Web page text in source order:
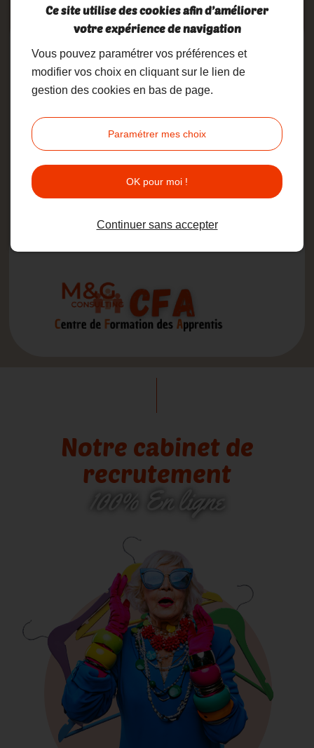
Notre mission : vous former en
adéquation avec les besoins du
marché
Cette année, M&G Consulting consacre
l'OPTIQUE qui manque de techniciens et
au domaine du MANAGEMENT et de la
VENTE en Unités Marchandes.
Notre volonté est de déployer une
formation utile, diplômante et en phase
avec le marché de l'emploi.
Notre cabinet de
recrutement
100% En ligne
Ce site utilise des cookies afin d’améliorer
votre expérience de navigation
Vous pouvez paramétrer vos préférences et
modifier vos choix en cliquant sur le lien de
gestion des cookies en bas de page.
Paramétrer mes choix
OK pour moi !
Continuer sans accepter